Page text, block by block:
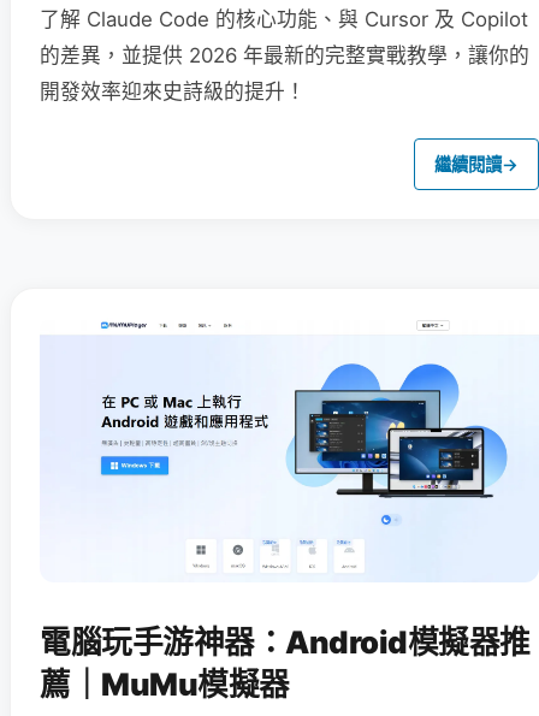
了解 Claude Code 的核心功能、與 Cursor 及 Copilot
的差異，並提供 2026 年最新的完整實戰教學，讓你的
開發效率迎來史詩級的提升！
繼續閱讀→
電腦玩手游神器：Android模擬器推
薦｜MuMu模擬器